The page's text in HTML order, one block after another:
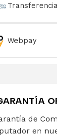
Webpay
de
en